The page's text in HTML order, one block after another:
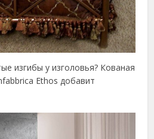
изгибы у изголовья? Кованая
Ethos добавит